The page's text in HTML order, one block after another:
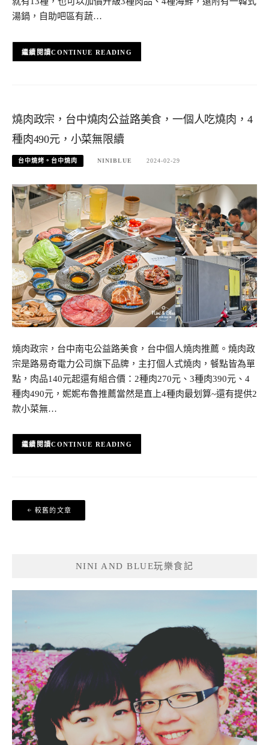
湯鍋，自助吧區有蔬…
CONTINUE READING
燒肉政宗，台中燒肉公益路美食，一個人吃燒肉，4
種肉490元，小菜無限續
台中燒烤。台中燒肉 NINIBLUE 2024-02-29
燒肉政宗，台中南屯公益路美食，台中個人燒肉推薦。燒肉政
宗是路易奇電力公司旗下品牌，主打個人式燒肉，餐點皆為單
點，肉品140元起還有組合價：2種肉270元、3種肉390元、4
種肉490元，妮妮布魯推薦當然是直上4種肉最划算~還有提供2
款小菜無…
CONTINUE READING
文
章
較舊的文章
NINI AND BLUE玩樂食記